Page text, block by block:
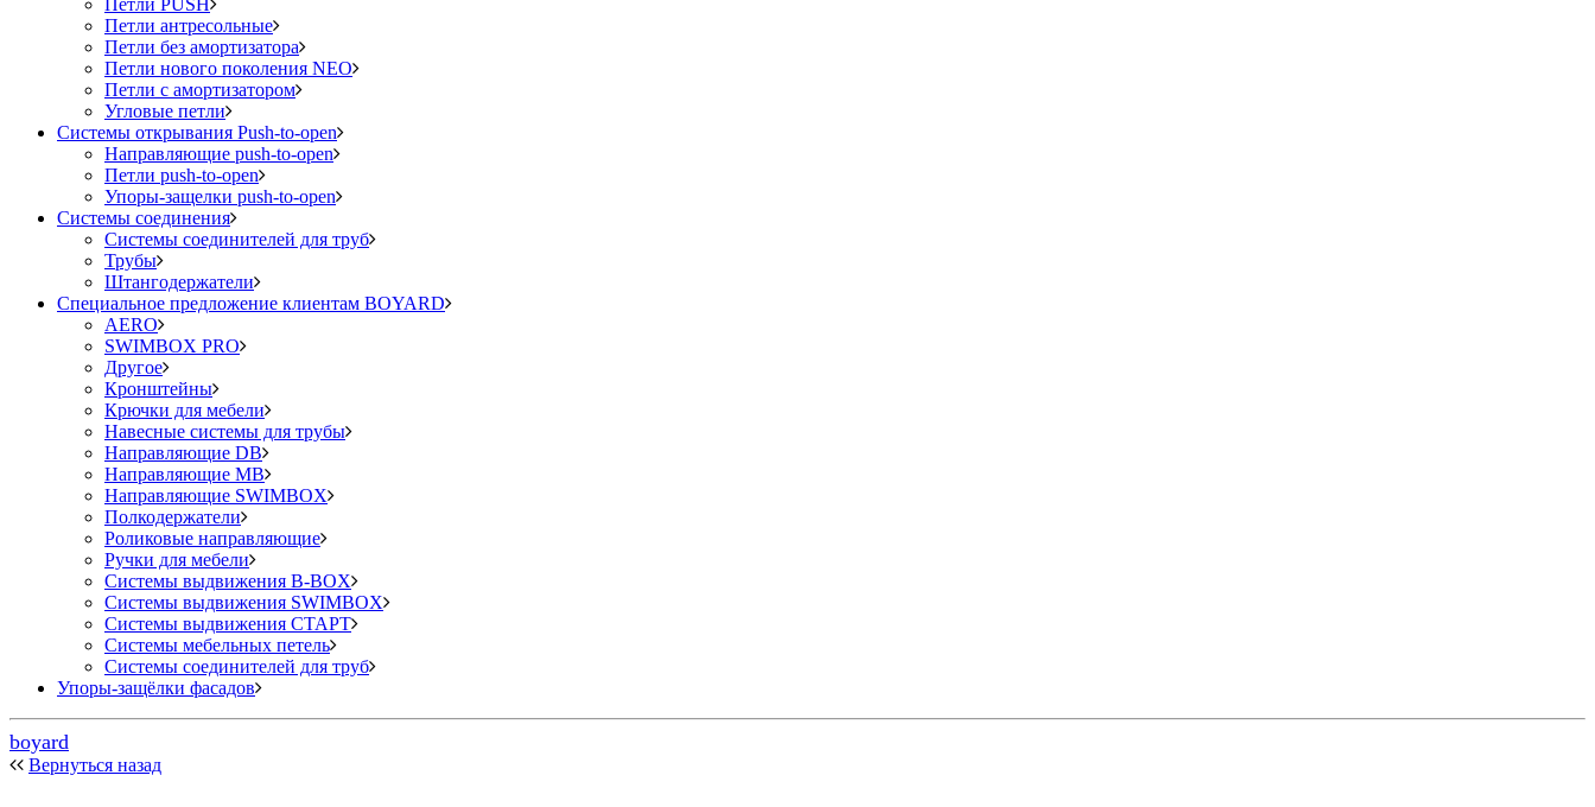
Петли антресольные
Петли без амортизатора
Петли нового поколения NEO
Петли с амортизатором
Угловые петли
Системы открывания Push-to-open
Направляющие push-to-open
Петли push-to-open
Упоры-защелки push-to-open
Системы соединения
Системы соединителей для труб
Трубы
Штангодержатели
Специальное предложение клиентам BOYARD
AERO
SWIMBOX PRO
Другое
Кронштейны
Крючки для мебели
Навесные системы для трубы
Направляющие DB
Направляющие MB
Направляющие SWIMBOX
Полкодержатели
Роликовые направляющие
Ручки для мебели
Системы выдвижения B-BOX
Системы выдвижения SWIMBOX
Системы выдвижения СТАРТ
Системы мебельных петель
Системы соединителей для труб
Упоры-защёлки фасадов
boyard
Вернуться назад